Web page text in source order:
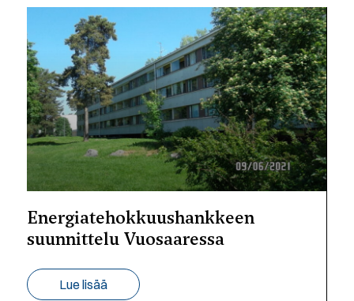
Energiatehokkuushankkeen
suunnittelu Vuosaaressa
Lue lisää